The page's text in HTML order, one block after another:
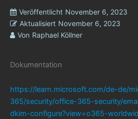
Veröffentlicht November 6, 2023
Aktualisiert November 6, 2023
Von Raphael Köllner
Dokumentation
https://learn.microsoft.com/de-de/
365/security/office-365-security/
dkim-configure?view=o365-